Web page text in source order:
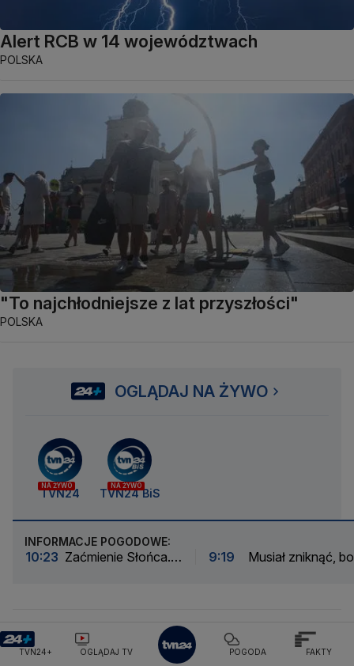
Alert RCB w 14 województwach
POLSKA
"To najchłodniejsze z lat przyszłości"
POLSKA
OGLĄDAJ NA ŻYWO
NA ŻYWO
TVN24
NA ŻYWO
TVN24 BiS
INFORMACJE POGODOWE:
10:23 Zaćmienie Słońca.
9:19
Musiał zniknąć, bo
Pogoda Warszawa Pogoda KrakówPogoda Łódź
Pogoda Wrocław Pogoda PoznańPogoda Gdańsk
Więcej
TVN24+ OGLĄDAJ TV POGODA FAKTY